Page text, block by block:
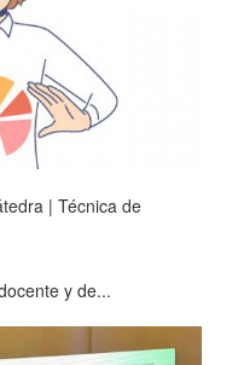
| Técnica de
y de...